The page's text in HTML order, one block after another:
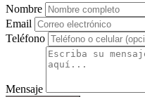
Nombre
Email
Teléfono
Mensaje